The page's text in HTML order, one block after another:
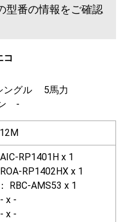
型番の情報をご確認
コ
ングル 5馬力
ン -
RP1401H x 1
RP1402HX x 1
RBC-AMS53 x 1
x -
x -